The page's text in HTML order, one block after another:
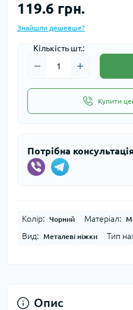
119.6 грн.
Знайшли дешевше?
Кількість шт.:
Купити
Потрібна
Колір: Чорний Матеріал:
Вид: Металеві ніжки Тип
Опис